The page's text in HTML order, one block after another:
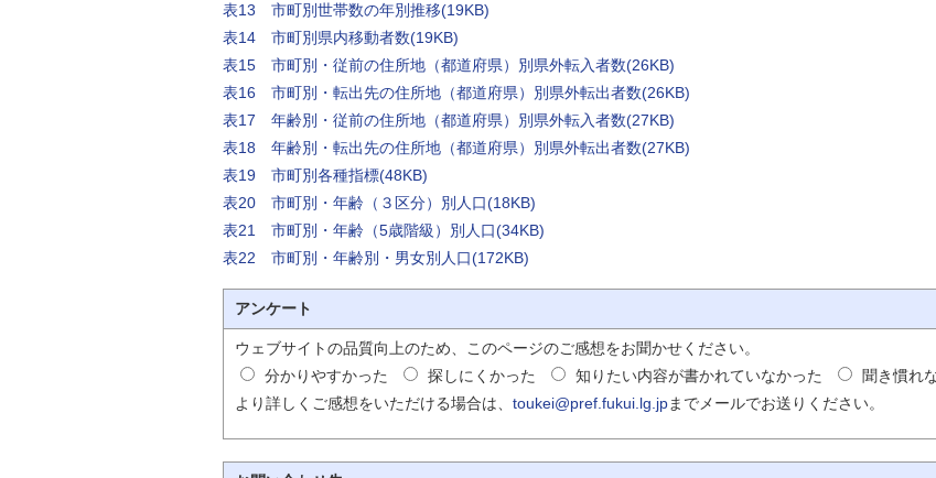
表13 市町別世帯数の年別推移(19KB)
表14 市町別県内移動者数(19KB)
表15 市町別・従前の住所地（都道府県）別県外転入者数(26KB)
表16 市町別・転出先の住所地（都道府県）別県外転出者数(26KB)
表17 年齢別・従前の住所地（都道府県）別県外転入者数(27KB)
表18 年齢別・転出先の住所地（都道府県）別県外転出者数(27KB)
表19 市町別各種指標(48KB)
表20 市町別・年齢（３区分）別人口(18KB)
表21 市町別・年齢（5歳階級）別人口(34KB)
表22 市町別・年齢別・男女別人口(172KB)
アンケート
ウェブサイトの品質向上のため、このページのご感想をお聞かせください。
分かりやすかった
探しにくかった 知りたい内容が書かれていなかった
聞き慣れ
より詳しくご感想をいただける場合は、 toukei@pref.fukui.lg.jpまでメールでお送りください。